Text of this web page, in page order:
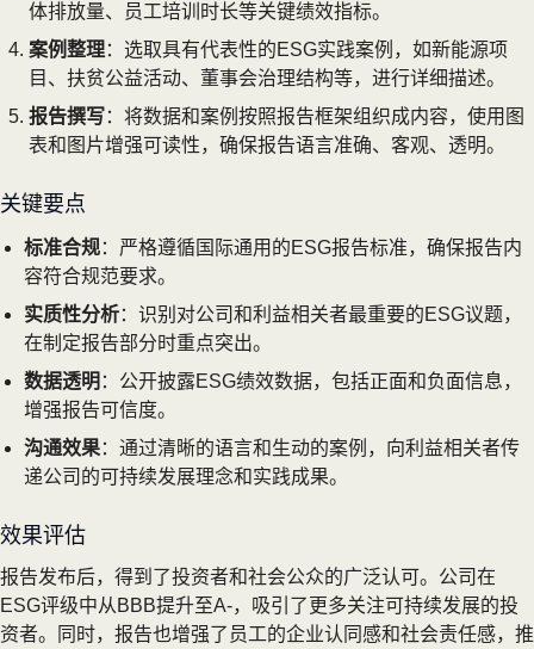
体排放量、员工培训时长等关键绩效指标。
案例整理：选取具有代表性的ESG实践案例，如新能源项
目、扶贫公益活动、董事会治理结构等，进行详细描述。
报告撰写：将数据和案例按照报告框架组织成内容，使用图
表和图片增强可读性，确保报告语言准确、客观、透明。
关键要点
标准合规：严格遵循国际通用的ESG报告标准，确保报告内
容符合规范要求。
实质性分析：识别对公司和利益相关者最重要的ESG议题，
在制定报告部分时重点突出。
数据透明 ：公开披露ESG绩效数据，包括正面和负面信息，
增强报告可信度。
沟通效果：通过清晰的语言和生动的案例，向利益相关者传
递公司的可持续发展理念和实践成果。
效果评估
报告发布后，得到了投资者和社会公众的广泛认可。公司在
ESG评级中从BBB提升至A-，吸引了更多关注可持续发展的投
资者。同时，报告也增强了员工的企业认同感和社会责任感，推